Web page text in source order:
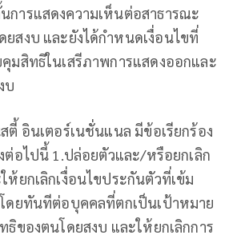
การแสดงความเห็นต่อสาธารณะ
ยสงบ และยังได้กำหนดเงื่อนไขที่
มสิทธิในเสรีภาพการแสดงออกและ
บ
ตี้ อินเตอร์เนชั่นแนล มีข้อเรียกร้อง
ต่อไปนี้ 1.ปล่อยตัวและ/หรือยกเลิก
ห้ยกเลิกเงื่อนไขประกันตัวที่เข้ม
โดยทันทีต่อบุคคลที่ตกเป็นเป้าหมาย
ธิของตนโดยสงบ และให้ยกเลิกการ